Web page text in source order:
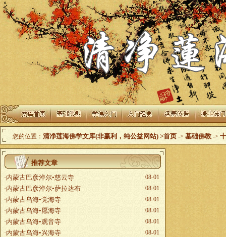
您的位置： 清净莲海佛学文库(非赢利，纯公益网站) >首页 -> 基础佛教 ->
推荐文章
·内蒙古巴彦淖尔•慈云寺
08-01
·内蒙古巴彦淖尔•萨拉达布
08-01
·内蒙古乌海•觉海寺
08-01
·内蒙古乌海•愿海寺
08-01
·内蒙古乌海•观音寺
08-01
·内蒙古乌海•兴海寺
08-01